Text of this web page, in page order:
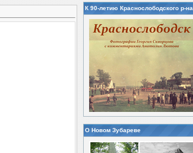
К 90-летию Краснослободского р-на
О Новом Зубареве